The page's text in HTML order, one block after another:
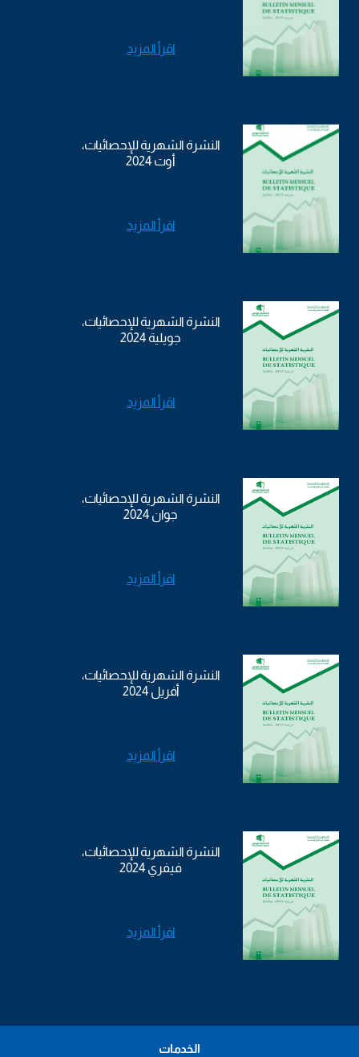
اقرأ المزيد
النشرة الشهرية للإحصائيات،
أوت 2024
اقرأ المزيد
النشرة الشهرية للإحصائيات،
جويلية 2024
اقرأ المزيد
النشرة الشهرية للإحصائيات،
جوان 2024
اقرأ المزيد
النشرة الشهرية للإحصائيات،
أفريل 2024
اقرأ المزيد
النشرة الشهرية للإحصائيات،
فيفري 2024
اقرأ المزيد
الخدمات